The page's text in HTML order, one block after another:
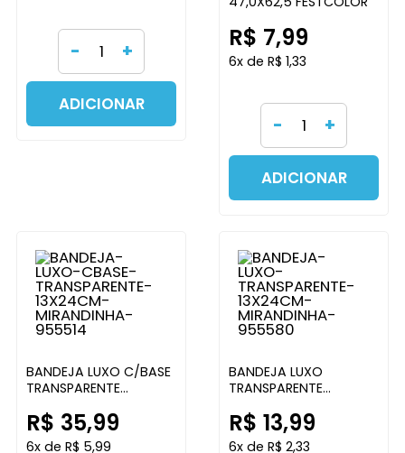
- +
ADICIONAR
R$ 7,99
6x de R$ 1,33
- +
ADICIONAR
BANDEJA LUXO C/BASE
TRANSPARENTE
R$ 35,99
6x de R$ 5,99
BANDEJA LUXO
TRANSPARENTE
R$ 13,99
6x de R$ 2,33